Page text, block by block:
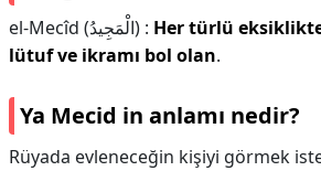
el-Mecîd (الْمَجِيدُ) : Her türlü
lütuf ve ikramı bol olan.
Ya Mecid in anlamı nedir?
Rüyada evleneceğin kişiyi görmek